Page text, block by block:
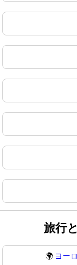
旅行
🌍 ヨー